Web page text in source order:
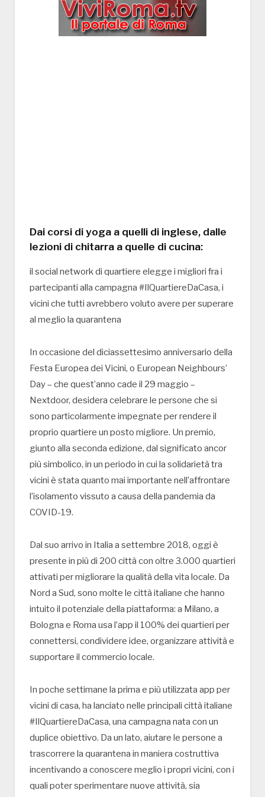
Dai corsi di yoga a quelli di inglese, dalle
lezioni di chitarra a quelle di cucina:
il social network di quartiere elegge i migliori fra i
partecipanti alla campagna #IlQuartiereDaCasa, i
vicini che tutti avrebbero voluto avere per superare
al meglio la quarantena
In occasione del diciassettesimo anniversario della
Festa Europea dei Vicini, o European Neighbours’
Day – che quest’anno cade il 29 maggio –
Nextdoor, desidera celebrare le persone che si
sono particolarmente impegnate per rendere il
proprio quartiere un posto migliore. Un premio,
giunto alla seconda edizione, dal significato ancor
più simbolico, in un periodo in cui la solidarietà tra
vicini è stata quanto mai importante nell’affrontare
l’isolamento vissuto a causa della pandemia da
COVID-19.
Dal suo arrivo in Italia a settembre 2018, oggi è
presente in più di 200 città con oltre 3.000 quartieri
attivati per migliorare la qualità della vita locale. Da
Nord a Sud, sono molte le città italiane che hanno
intuito il potenziale della piattaforma: a Milano, a
Bologna e Roma usa l’app il 100% dei quartieri per
connettersi, condividere idee, organizzare attività e
supportare il commercio locale.
In poche settimane la prima e più utilizzata app per
vicini di casa, ha lanciato nelle principali città italiane
#IlQuartiereDaCasa, una campagna nata con un
duplice obiettivo. Da un lato, aiutare le persone a
trascorrere la quarantena in maniera costruttiva
incentivando a conoscere meglio i propri vicini, con i
quali poter sperimentare nuove attività, sia